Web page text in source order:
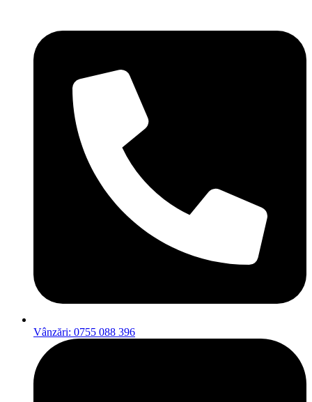
Vânzări: 0755 088 396